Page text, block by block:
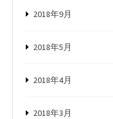
2018年9月
2018年5月
2018年4月
2018年3月